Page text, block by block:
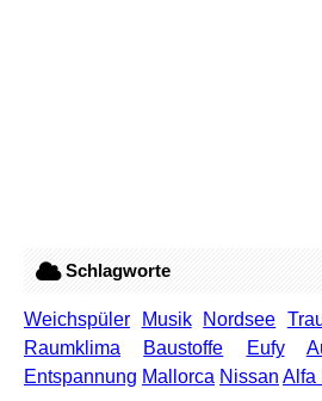
Schlagworte
Weichspüler Musik Nordsee
Raumklima
Baustoffe Eufy
Entspannung Mallorca Nissan Alfa